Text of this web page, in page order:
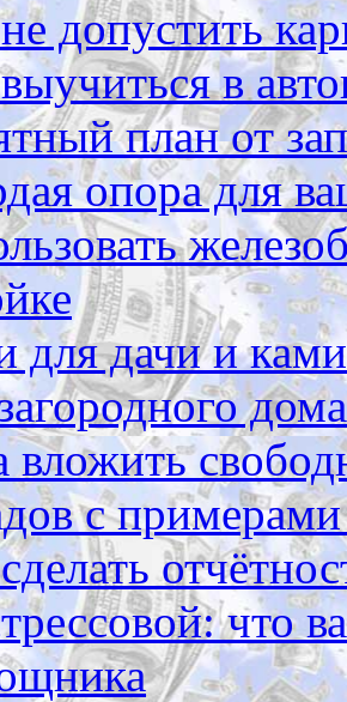
допустить
в
план от
опора для
для дачи и
дома
вложить
с
что